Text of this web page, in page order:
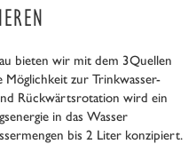
bieten wir mit dem 3Quellen
Möglichkeit zur Trinkwasser-
Rückwärtsrotation wird ein
in das Wasser
bis 2 Liter konzipiert.